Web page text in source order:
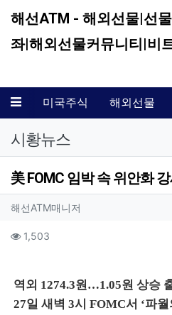
해선ATM - 해외선물|선
좌|해외선물커뮤니티|비
메뉴 미국주식 해외선물
시황뉴스
美 FOMC 임박 속 위안화
작성자 정보
해선ATM매니저
컨텐츠 정보
1,503
역외 1274.3원…1.05원 상승
27일 새벽 3시 FOMC서 ‘파월